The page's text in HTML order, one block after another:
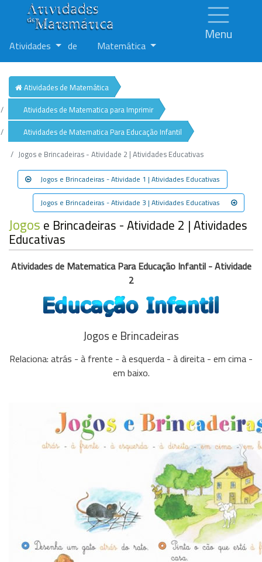
Menu
Atividades de Matemática
Atividades de Matemática
Atividades de Matematica para Imprimir
Atividades de Matematica Para Educação Infantil
Jogos e Brincadeiras - Atividade 2 | Atividades Educativas
Jogos e Brincadeiras - Atividade 1 | Atividades Educativas
Jogos e Brincadeiras - Atividade 3 | Atividades Educativas
Jogose Brincadeiras - Atividade 2 | Atividades
Educativas
Atividades de Matematica Para Educação Infantil - Atividade
2
Jogos e Brincadeiras
Relaciona: atrás - à frente - à esquerda - à direita - em cima -
em baixo.